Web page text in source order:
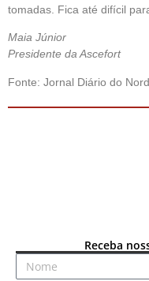
tomadas. Fica até difícil
Maia Júnior
Presidente da Ascefort
Fonte: Jornal Diário do
Receba